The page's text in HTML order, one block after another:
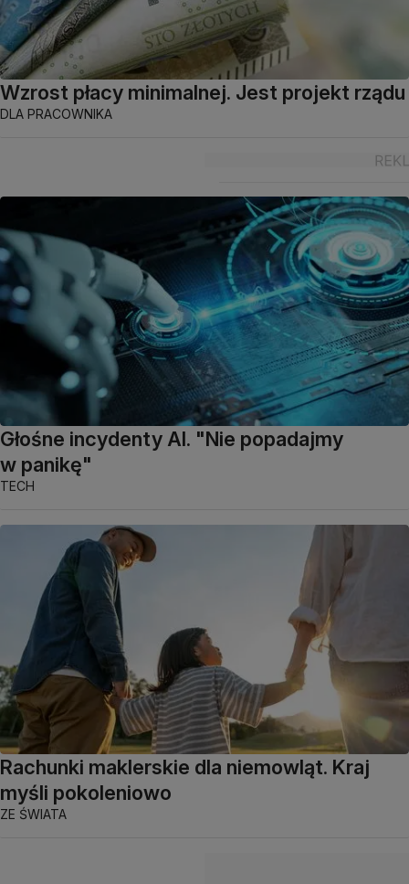
Wzrost płacy minimalnej. Jest projekt rządu
DLA PRACOWNIKA
Głośne incydenty AI. "Nie popadajmy
w panikę"
TECH
Rachunki maklerskie dla niemowląt. Kraj
myśli pokoleniowo
ZE ŚWIATA